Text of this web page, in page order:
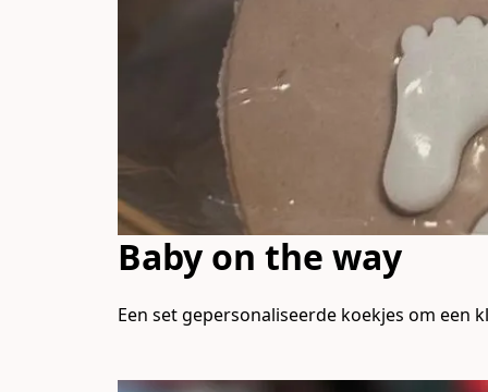
Baby on the way
Een set gepersonaliseerde koekjes om een